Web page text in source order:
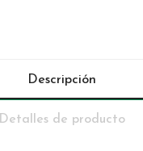
Descripción
Detalles de producto